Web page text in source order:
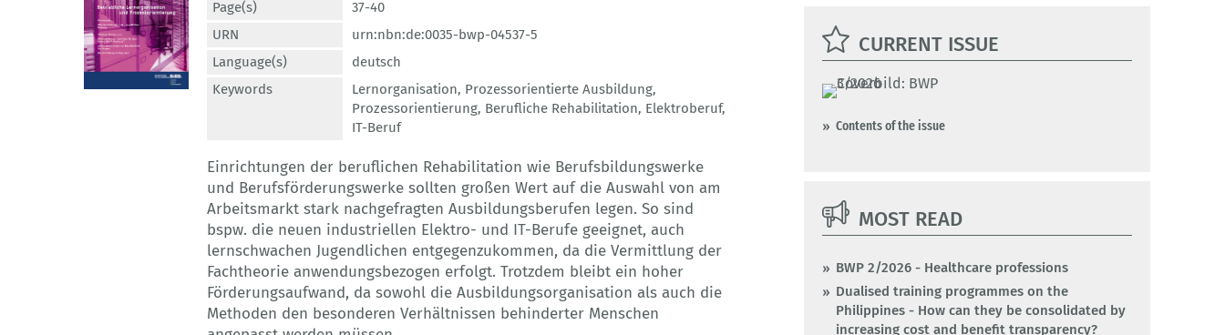
Page(s)
37-40
URN
urn:nbn:de:0035-bwp-04537-5
Language(s)
deutsch
Keywords
Lernorganisation, Prozessorientierte Ausbildung,
Prozessorientierung, Berufliche Rehabilitation, Elektroberuf,
IT-Beruf
Einrichtungen der beruflichen Rehabilitation wie Berufsbildungswerke
und Berufsförderungswerke sollten großen Wert auf die Auswahl von am
Arbeitsmarkt stark nachgefragten Ausbildungsberufen legen. So sind
bspw. die neuen industriellen Elektro- und IT-Berufe geeignet, auch
lernschwachen Jugendlichen entgegenzukommen, da die Vermittlung der
Fachtheorie anwendungsbezogen erfolgt. Trotzdem bleibt ein hoher
Förderungsaufwand, da sowohl die Ausbildungsorganisation als auch die
Methoden den besonderen Verhältnissen behinderter Menschen
CURRENT ISSUE
Contents of the issue
MOST READ
BWP 2/2026 - Healthcare professions
Dualised training programmes on the
Philippines - How can they be consolidated by
increasing cost and benefit transparency?